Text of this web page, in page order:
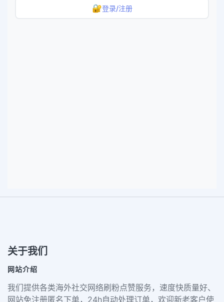
🔐登录/注册
关于我们
网站介绍
我们提供各类海外社交网络刷粉点赞服务，速度快质量好、
网站免注册匿名下单，24h自动处理订单，欢迎新老客户使